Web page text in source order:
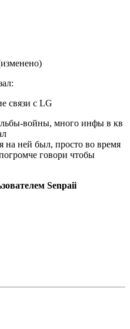
связи с LG
войны, много инфы в кв
на ней был, просто во время
говори чтобы
Senpaii